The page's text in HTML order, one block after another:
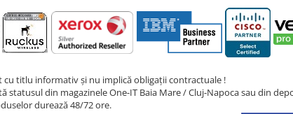
cu titlu informativ și nu implică obligații contractuale !
statusul din magazinele One-IT Baia Mare / Cluj-Napoca sau din
durează 48/72 ore.